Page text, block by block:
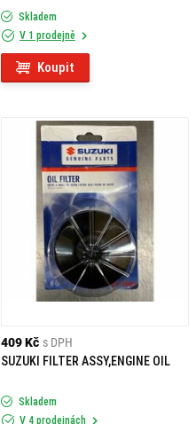
Skladem
V 1 prodejně
Koupit
409 Kč s DPH
SUZUKI FILTER ASSY,ENGINE OIL
Skladem
V 4 prodejnách